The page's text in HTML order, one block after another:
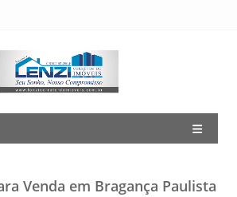
Venda em Bragança Paulista